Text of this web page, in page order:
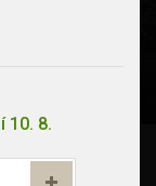
10. 8.